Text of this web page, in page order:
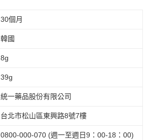
30個月
韓國
8g
39g
統一藥品股份有限公司
台北市松山區東興路8號7樓
0800-000-070 (週一至週日9：00-18：00)